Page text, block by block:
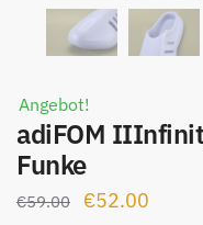
Angebot!
adiFOM
Funke
€59.00
Ursprünglicher
€52.00